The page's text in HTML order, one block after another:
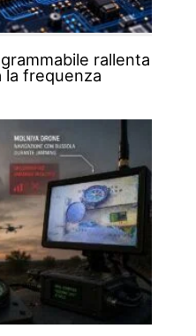
rallenta
la frequenza